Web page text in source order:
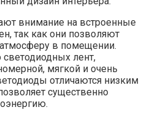
внимание на встроенные
так как они позволяют
в помещении.
лент,
мягкой и очень
отличаются низким
существенно